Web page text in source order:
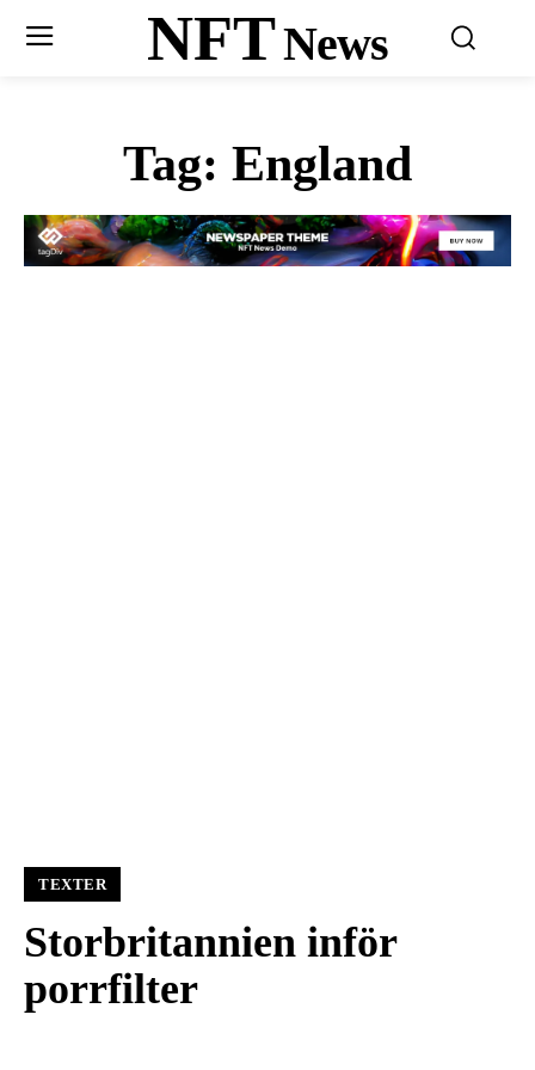
NFTNews
Tag: England
TEXTER
Storbritannien inför
porrfilter